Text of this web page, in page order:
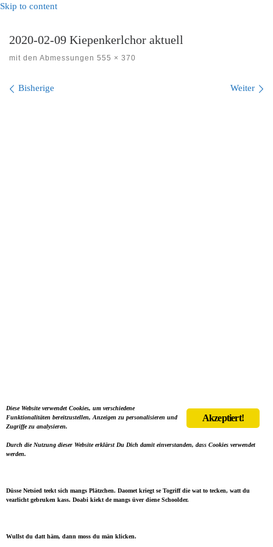
Skip to content
2020-02-09 Kiepenkerlchor aktuell
mit den Abmessungen 555 × 370
Bilder Navigation
Bisherige Weiter
Akzeptiert!
Diese Website verwendet Cookies, um verschiedene
Funktionalitäten bereitzustellen, Anzeigen zu personalisieren und
Zugriffe zu analysieren.
Durch die Nutzung dieser Website erklärst Du Dich damit einverstanden, dass Cookies verwendet
werden.
Düsse Netsied teekt sich mangs Plätzchen. Daomet kriegt se Togriff die wat to tecken, watt du
vearlicht gebruken kass. Doabi kiekt de mangs üver diene Schoolder.
Wullst du datt häm, dann moss du män klicken.